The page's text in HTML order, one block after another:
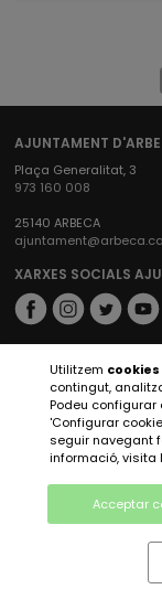
AJUNTAMENT
Plaça Generalitat, 3
973 160 008
25140 ARBECA
XARXES SOCIALS
XARXES SOCIALS
Utilitzem cookies
contingut,
Podeu
'Configurar
seguir navegant
informació, visita
Acceptar